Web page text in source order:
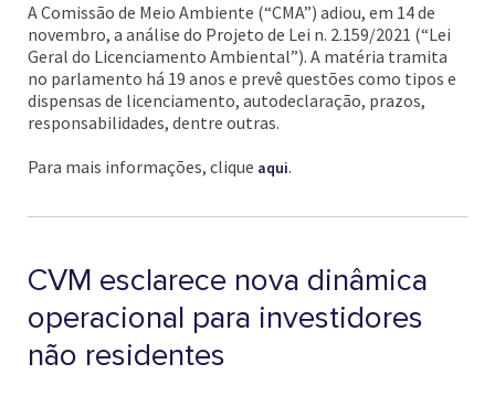
A Comissão de Meio Ambiente (“CMA”) adiou, em 14 de
novembro, a análise do Projeto de Lei n. 2.159/2021 (“Lei
Geral do Licenciamento Ambiental”). A matéria tramita
no parlamento há 19 anos e prevê questões como tipos e
dispensas de licenciamento, autodeclaração, prazos,
responsabilidades, dentre outras.
Para mais informações, clique aqui.
CVM esclarece nova dinâmica
operacional para investidores
não residentes